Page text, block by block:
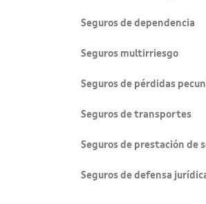
Seguros de
Seguros
Seguros de pérdidas
Seguros de
Seguros de
Seguros de